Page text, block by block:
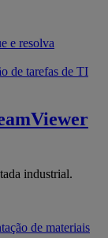
e resolva
de tarefas de TI
industrial.
de materiais